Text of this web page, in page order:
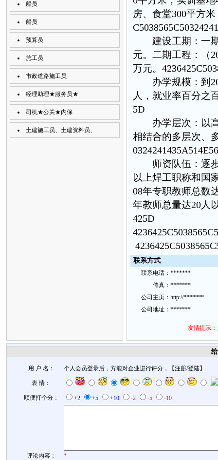
船员
船员
预算员
施工员
市政道路施工员
经理助理★服务员★
司机★公关★内保
土建施工员、土建资料员、
房、食堂300平方
建设工期：一期
元。二期工程：（
万元。
办学规模：到
人，就业率百分之
5D
办学层次：以高
相结合的多层次、
师资队伍：逐步
以上焊工职称和国
08年专职教师总数
年教师总量达20人
425D
联系方式
联系电话： *******
传真： *******
公司主页： http://*******
公司地址： *******
友情提示
用 户 名： 个人会员登录后，方能对企业进行评分，【注册/登陆】
表 情：
顺便打个分： +2 +5 +10 -2 -5 -10
评论内容： *